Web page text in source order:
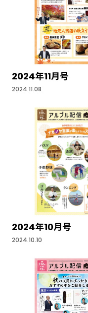
2024年11月号
2024.11.08
2024年10月号
2024.10.10